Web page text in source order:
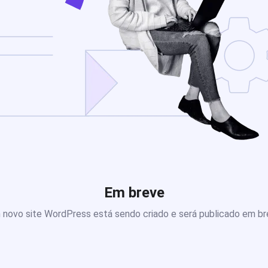
Em breve
novo site WordPress está sendo criado e será publicado em